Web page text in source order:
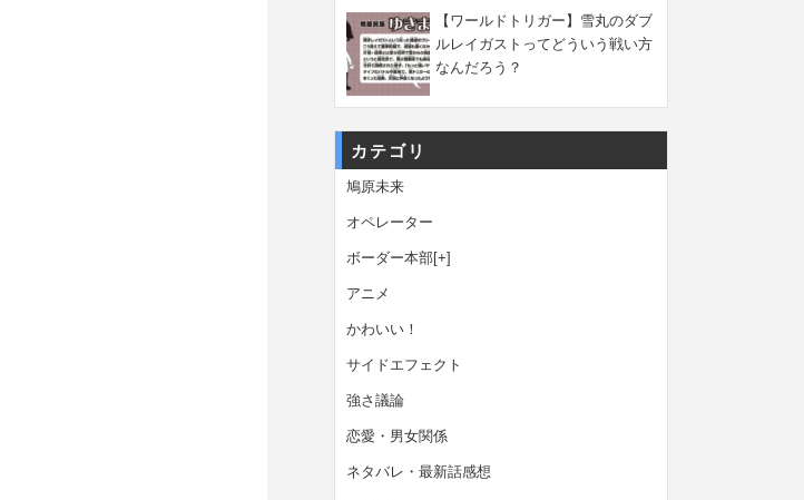
【ワールドトリガー】雪丸のダブ
ルレイガストってどういう戦い方
なんだろう？
カテゴリ
鳩原未来
オペレーター
ボーダー本部[+]
アニメ
かわいい！
サイドエフェクト
強さ議論
恋愛・男女関係
ネタバレ・最新話感想